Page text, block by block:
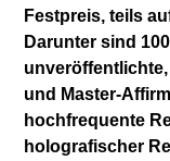
Festpreis, teils
Darunter sind
und Master-
hochfrequente
holografischer